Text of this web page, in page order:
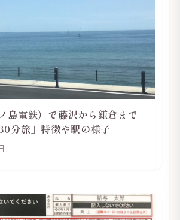
島電鉄）で藤沢から鎌倉まで
分旅」特徴や駅の様子